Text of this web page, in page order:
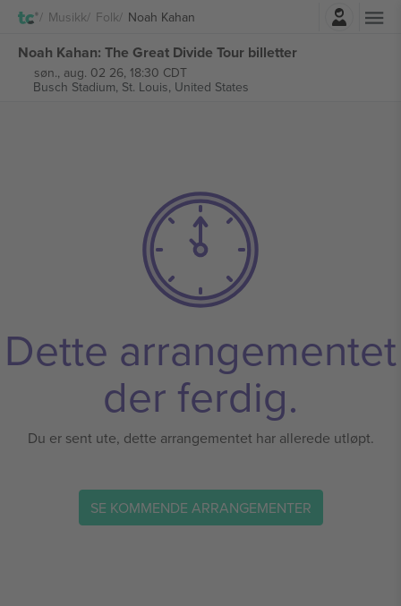
Musikk Folk Noah Kahan
Noah Kahan: The Great Divide Tour billetter
søn., aug. 02 26, 18:30 CDT
Busch Stadium, St. Louis, United States
Dette arrangementet
der ferdig.
Du er sent ute, dette arrangementet har allerede utløpt.
SE KOMMENDE ARRANGEMENTER